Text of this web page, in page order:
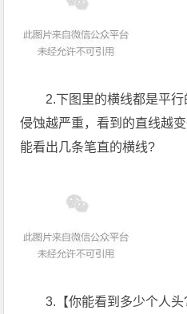
2.下图里的横线都是平
侵蚀越严重，看到的直线越
能看出几条笔直的横线?
3.【你能看到多少个人